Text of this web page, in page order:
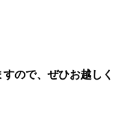
ので、ぜひお越しく